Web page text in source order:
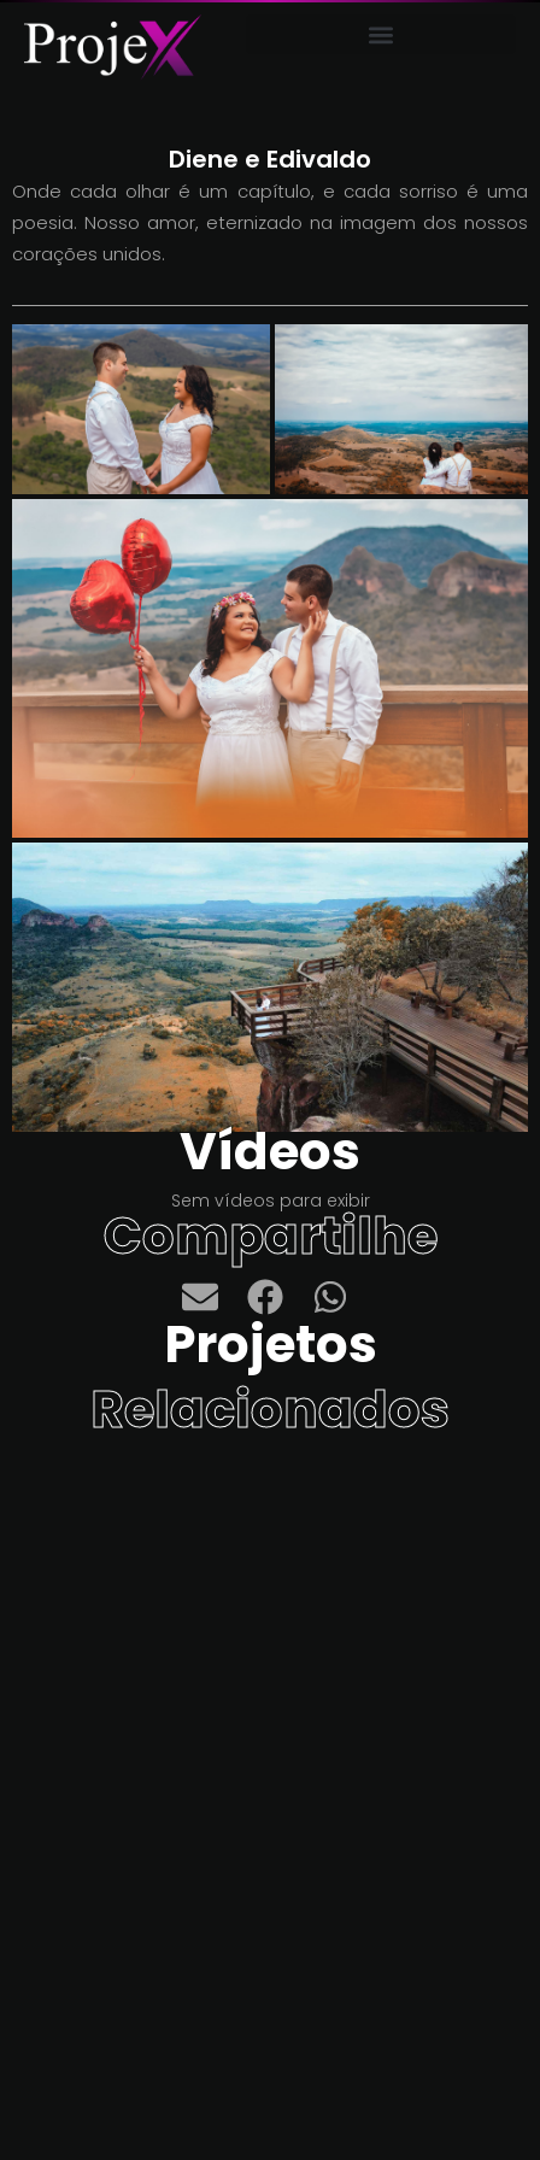
Diene e Edivaldo
Onde cada olhar é um capítulo, e cada sorriso é uma
poesia. Nosso amor, eternizado na imagem dos nossos
corações unidos.
Vídeos
Sem vídeos para exibir
Compartilhe
Projetos
Relacionados